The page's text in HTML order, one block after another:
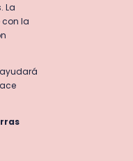
La
con la